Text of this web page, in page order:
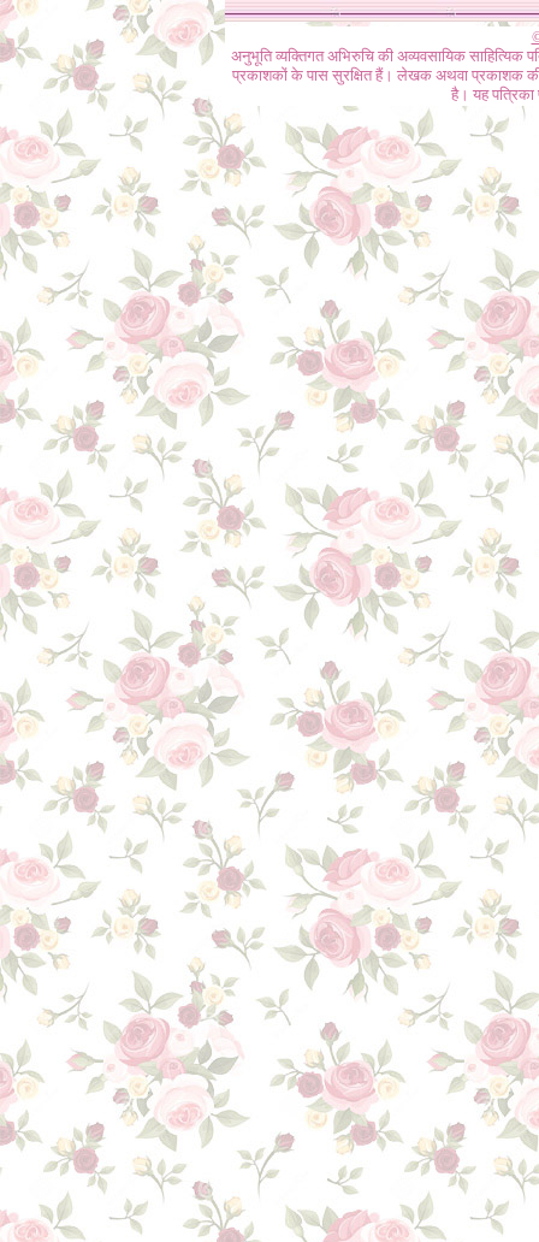
अनुभूति व्यक्तिगत अभिरुचि की अव्यवसायिक
प्रकाशकों के पास सुरक्षित हैं। लेखक अथवा प्रकाशक की
है। यह पत्रिका